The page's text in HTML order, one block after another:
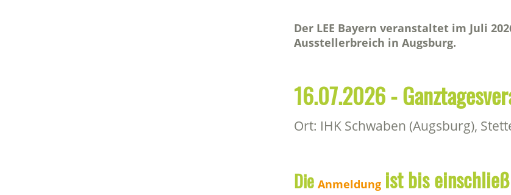
Der LEE Bayern veranstaltet im Juli
Ausstellerbreich in Augsburg.
16.07.2026-
Ort: IHK Schwaben (Augsburg),
Die Anmeldung ist bis